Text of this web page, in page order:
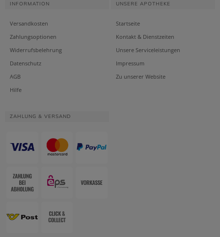
INFORMATION
Versandkosten
Zahlungsoptionen
Widerrufsbelehrung
Datenschutz
AGB
Hilfe
UNSERE APOTHEKE
Startseite
Kontakt & Dienstzeiten
Unsere Serviceleistungen
Impressum
Zu unserer Website
ZAHLUNG & VERSAND